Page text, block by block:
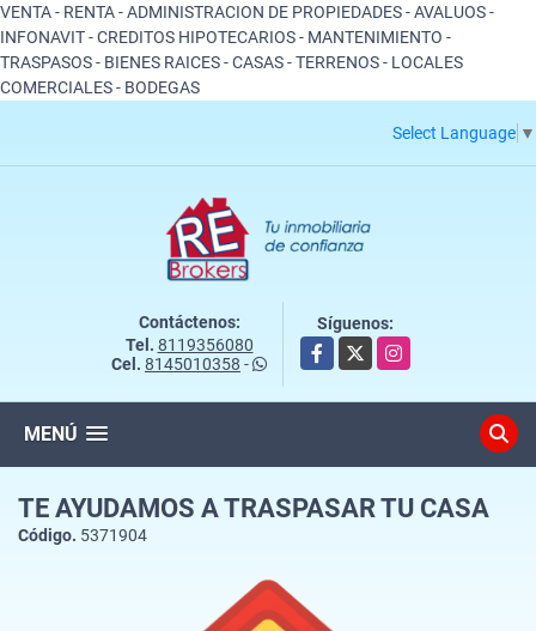
VENTA - RENTA - ADMINISTRACION DE PROPIEDADES - AVALUOS -
INFONAVIT - CREDITOS HIPOTECARIOS - MANTENIMIENTO -
TRASPASOS - BIENES RAICES - CASAS - TERRENOS - LOCALES
COMERCIALES - BODEGAS
Select Language ▼
Contáctenos:
Tel. 8119356080
Cel. 8145010358 -
Síguenos:
Facebook
X Instagram
MENÚ
TE AYUDAMOS A TRASPASAR TU CASA
Código. 5371904